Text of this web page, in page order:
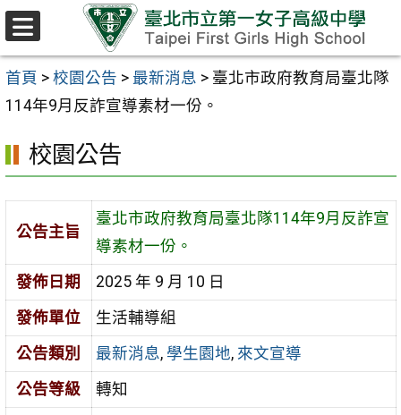
跳至主要內容區
首頁 > 校園公告 > 最新消息 > 臺北市政府教育局臺北隊
114年9月反詐宣導素材一份。
校園公告
公告主旨
臺北市政府教育局臺北隊114年9月反詐宣
導素材一份。
發佈日期
2025 年 9 月 10 日
發佈單位
生活輔導組
公告類別
最新消息, 學生園地, 來文宣導
公告等級
轉知
選
單